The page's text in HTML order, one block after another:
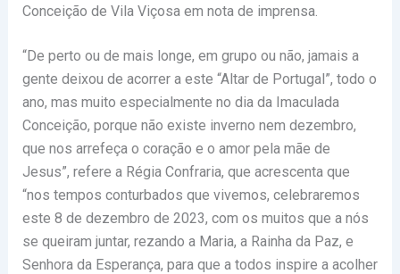
Conceição de Vila Viçosa em nota de imprensa.
“De perto ou de mais longe, em grupo ou não, jamais a
gente deixou de acorrer a este “Altar de Portugal”, todo o
ano, mas muito especialmente no dia da Imaculada
Conceição, porque não existe inverno nem dezembro,
que nos arrefeça o coração e o amor pela mãe de
Jesus”, refere a Régia Confraria, que acrescenta que
“nos tempos conturbados que vivemos, celebraremos
este 8 de dezembro de 2023, com os muitos que a nós
se queiram juntar, rezando a Maria, a Rainha da Paz, e
Senhora da Esperança, para que a todos inspire a acolher